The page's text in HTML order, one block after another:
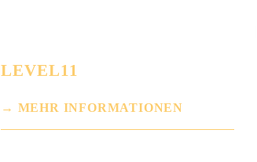
LEVEL11
MEHR INFORMATIONEN